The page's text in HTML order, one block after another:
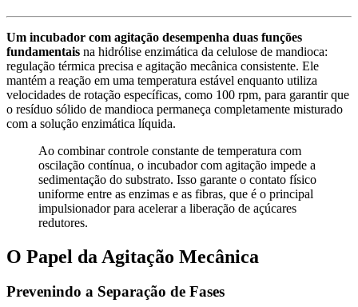
Um incubador com agitação desempenha duas funções
fundamentais na hidrólise enzimática da celulose de mandioca:
regulação térmica precisa e agitação mecânica consistente. Ele
mantém a reação em uma temperatura estável enquanto utiliza
velocidades de rotação específicas, como 100 rpm, para garantir que
o resíduo sólido de mandioca permaneça completamente misturado
com a solução enzimática líquida.
Ao combinar controle constante de temperatura com
oscilação contínua, o incubador com agitação impede a
sedimentação do substrato. Isso garante o contato físico
uniforme entre as enzimas e as fibras, que é o principal
impulsionador para acelerar a liberação de açúcares
redutores.
O Papel da Agitação Mecânica
Prevenindo a Separação de Fases